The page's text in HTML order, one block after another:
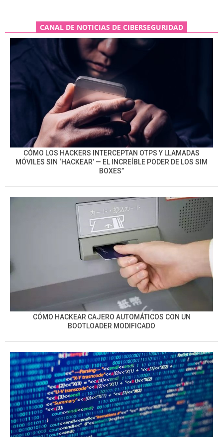
CANAL DE NOTICIAS DE CIBERSEGURIDAD
CÓMO LOS HACKERS INTERCEPTAN OTPS Y LLAMADAS
MÓVILES SIN ‘HACKEAR’ — EL INCREÍBLE PODER DE LOS SIM
BOXES”
CÓMO HACKEAR CAJERO AUTOMÁTICOS CON UN
BOOTLOADER MODIFICADO